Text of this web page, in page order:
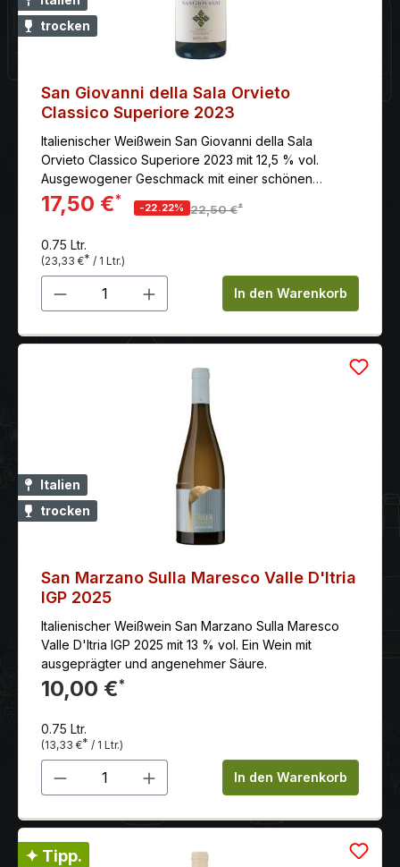
trocken
San Giovanni della Sala Orvieto
Classico Superiore 2023
Italienischer Weißwein San Giovanni della Sala
Orvieto Classico Superiore 2023 mit 12,5 % vol.
Ausgewogener Geschmack mit einer schönen
Harmonie von Struktur und Säure. Lebhaftes Finale
von guter Persistenz.
17,50 €*
-22.22% 22,50 €*
0.75 Ltr.
(23,33 €* / 1 Ltr.)
Produkt Anzahl: Gib denIn den Warenkorb
Italien
trocken
San Marzano Sulla Maresco Valle D'Itria
IGP 2025
Italienischer Weißwein San Marzano Sulla Maresco
Valle D'Itria IGP 2025 mit 13 % vol. Ein Wein mit
ausgeprägter und angenehmer Säure.
10,00 €*
0.75 Ltr.
(13,33 €* / 1 Ltr.)
Produkt Anzahl: Gib denIn den Warenkorb
✦ Tipp.